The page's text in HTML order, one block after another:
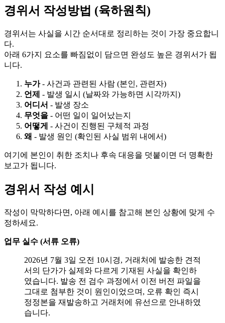
경위서 작성방법 (육하원칙)
경위서는 사실을 시간 순서대로 정리하는 것이 가장 중요합니
다.
아래 6가지 요소를 빠짐없이 담으면 완성도 높은 경위서가 됩
니다.
누가- 사건과 관련된 사람 (본인, 관련자)
언제 - 발생 일시 (날짜와 가능하면 시각까지)
어디서 - 발생 장소
무엇을 - 어떤 일이 일어났는지
어떻게 - 사건이 진행된 구체적 과정
왜 - 발생 원인 (확인된 사실 범위 내에서)
여기에 본인이 취한 조치나 후속 대응을 덧붙이면 더 명확한
보고가 됩니다.
경위서 작성 예시
작성이 막막하다면, 아래 예시를 참고해 본인 상황에 맞게 수
정하세요.
업무 실수 (서류 오류)
2026년 7월 3일 오전 10시경, 거래처에 발송한 견적
서의 단가가 실제와 다르게 기재된 사실을 확인하
였습니다. 발송 전 검수 과정에서 이전 버전 파일을
그대로 첨부한 것이 원인이었으며, 오류 확인 즉시
정정본을 재발송하고 거래처에 유선으로 안내하였
습니다.